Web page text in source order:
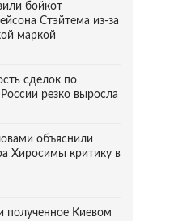
бойкот
Стэйтема из-за
маркой
сделок по
резко выросла
объяснили
Хиросимы критику в
полученное Киевом